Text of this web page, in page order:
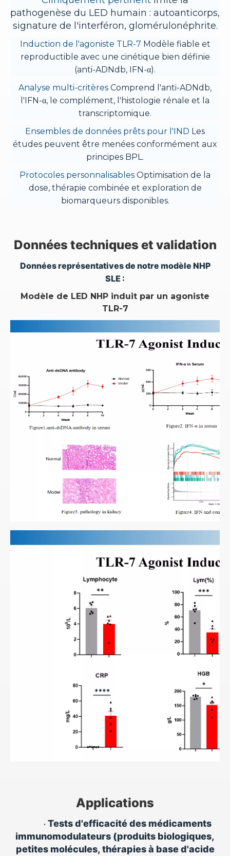
pathogenèse du LED humain : autoanticorps,
signature de l'interféron, glomérulonéphrite.
Induction de l'agoniste TLR-7 Modèle fiable et
reproductible avec une cinétique bien définie
(anti-ADNdb, IFN-α).
Analyse multi-critères Comprend l'anti-ADNdb,
l'IFN-α, le complément, l'histologie rénale et la
transcriptomique.
Ensembles de données prêts pour l'IND Les
études peuvent être menées conformément aux
principes BPL.
Protocoles personnalisables Optimisation de la
dose, thérapie combinée et exploration de
biomarqueurs disponibles.
Données techniques et validation
Données représentatives de notre modèle NHP
SLE :
Modèle de LED NHP induit par un agoniste
TLR-7
Applications
• Tests d'efficacité des médicaments
immunomodulateurs (produits biologiques,
petites molécules, thérapies à base d'acide